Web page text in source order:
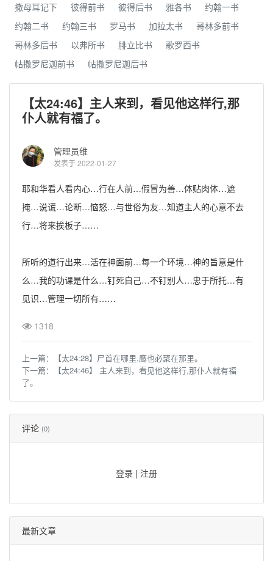
撒母耳记下
彼得前书 彼得后书 雅各书
约翰一书
约翰二书
约翰三书 罗马书 加拉太书
哥林多前书
哥林多后书
以弗所书 腓立比书
歌罗西书
帖撒罗尼迦前书
帖撒罗尼迦后书
【太24:46】主人来到，看见他这样行,那
仆人就有福了。
管理员维
发表于 2022-01-27
耶和华看人看内心…行在人前…假冒为善…体贴肉体…遮
掩…说谎…论断…恼怒…与世俗为友…知道主人的心意不去
行…将来挨板子……
所听的道行出来…活在神面前…每一个环境…神的旨意是什
么…我的功课是什么…钉死自己…不钉别人…忠于所托…有
见识…管理一切所有……
1318
上一篇：
【太24:28】尸首在哪里,鹰也必聚在那里。
下一篇：
【太24:46】 主人来到，看见他这样行,那仆人就有福
了。
评论 (0)
登录 | 注册
最新文章